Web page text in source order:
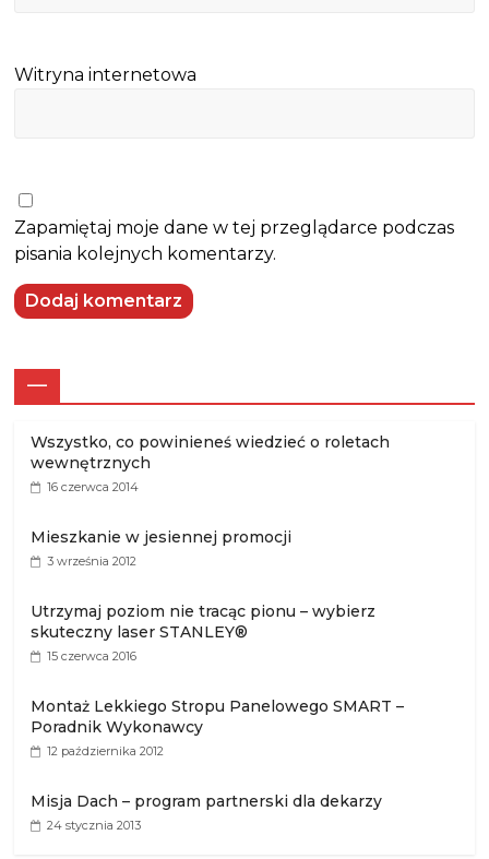
Witryna internetowa
Zapamiętaj moje dane w tej przeglądarce podczas
pisania kolejnych komentarzy.
—
Wszystko, co powinieneś wiedzieć o roletach
wewnętrznych
16 czerwca 2014
Mieszkanie w jesiennej promocji
3 września 2012
Utrzymaj poziom nie tracąc pionu – wybierz
skuteczny laser STANLEY®
15 czerwca 2016
Montaż Lekkiego Stropu Panelowego SMART –
Poradnik Wykonawcy
12 października 2012
Misja Dach – program partnerski dla dekarzy
24 stycznia 2013